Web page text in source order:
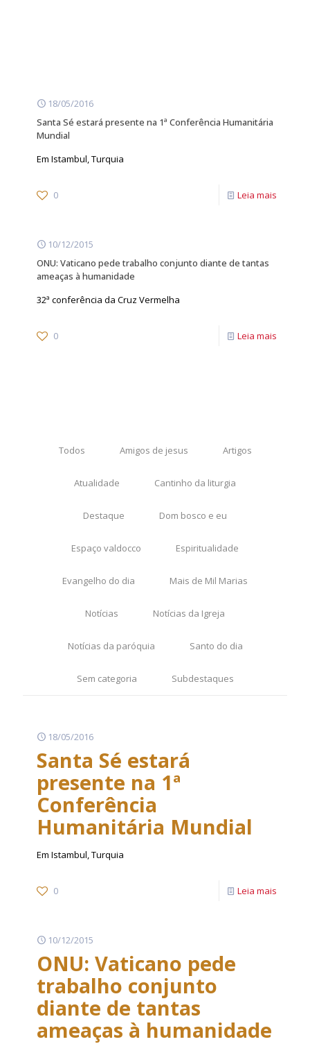
18/05/2016
Santa Sé estará presente na 1ª Conferência Humanitária
Mundial
Em Istambul, Turquia
0 Leia mais
10/12/2015
ONU: Vaticano pede trabalho conjunto diante de tantas
ameaças à humanidade
32ª conferência da Cruz Vermelha
0 Leia mais
Todos Amigos de jesus Artigos
Atualidade Cantinho da liturgia
Destaque Dom bosco e eu
Espaço valdocco Espiritualidade
Evangelho do dia Mais de Mil Marias
Notícias Notícias da Igreja
Notícias da paróquia Santo do dia
Sem categoria Subdestaques
18/05/2016
Santa Sé estará
presente na 1ª
Conferência
Humanitária Mundial
Em Istambul, Turquia
0 Leia mais
10/12/2015
ONU: Vaticano pede
trabalho conjunto
diante de tantas
ameaças à humanidade